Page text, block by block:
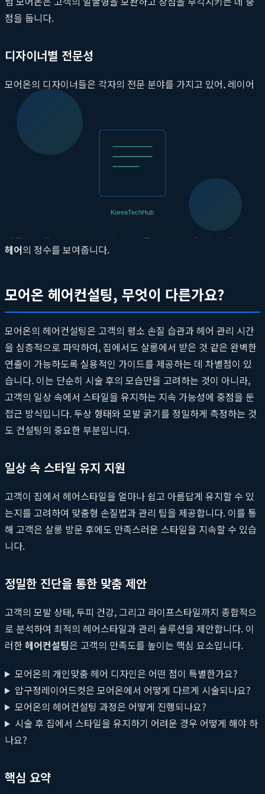
점을 둡니다.
디자이너별 전문성
모어온의 디자이너들은 각자의 전문 분야를 가지고 있어, 레이어
드컷과 같은 특정 스타일에 대해 높은 이해도와 숙련도를 자랑합
니다. 이는 고객이 원하는 결과물을 더욱 정확하게 얻을 수 있도록
돕습니다.
얼굴형 보완 및 장점 부각
단순히 유행하는 스타일을 적용하는 것을 넘어, 고객의 얼굴형을
면밀히 분석하여 단점을 효과적으로 보완하고 타고난 장점을 최
대한으로 살리는 압구정레이어드컷을 제공합니다. 이는
헤어의 정수를 보여줍니다.
모어온 헤어컨설팅, 무엇이 다른가요?
모어온의 헤어컨설팅은 고객의 평소 손질 습관과 헤어 관리 시간
을 심층적으로 파악하여, 집에서도 살롱에서 받은 것 같은 완벽한
연출이 가능하도록 실용적인 가이드를 제공하는 데 차별점이 있
습니다. 이는 단순히 시술 후의 모습만을 고려하는 것이 아니라,
고객의 일상 속에서 스타일을 유지하는 지속 가능성에 중점을 둔
접근 방식입니다. 두상 형태와 모발 굵기를 정밀하게 측정하는 것
도 컨설팅의 중요한 부분입니다.
일상 속 스타일 유지 지원
고객이 집에서 헤어스타일을 얼마나 쉽고 아름답게 유지할 수 있
는지를 고려하여 맞춤형 손질법과 관리 팁을 제공합니다. 이를 통
해 고객은 살롱 방문 후에도 만족스러운 스타일을 지속할 수 있습
니다.
정밀한 진단을 통한 맞춤 제안
고객의 모발 상태, 두피 건강, 그리고 라이프스타일까지 종합적으
로 분석하여 최적의 헤어스타일과 관리 솔루션을 제안합니다. 이
러한헤어컨설팅은 고객의 만족도를 높이는 핵심 요소입니다.
모어온의 개인맞춤 헤어 디자인은 어떤 점이 특별한가요?
압구정레이어드컷은 모어온에서 어떻게 다르게 시술되나요?
모어온의 헤어컨설팅 과정은 어떻게 진행되나요?
시술 후 집에서 스타일을 유지하기 어려운 경우 어떻게 해야 하
나요?
핵심 요약